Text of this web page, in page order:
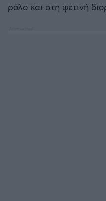
Μπαρτσελόνα
ρόλο και στη φετινή